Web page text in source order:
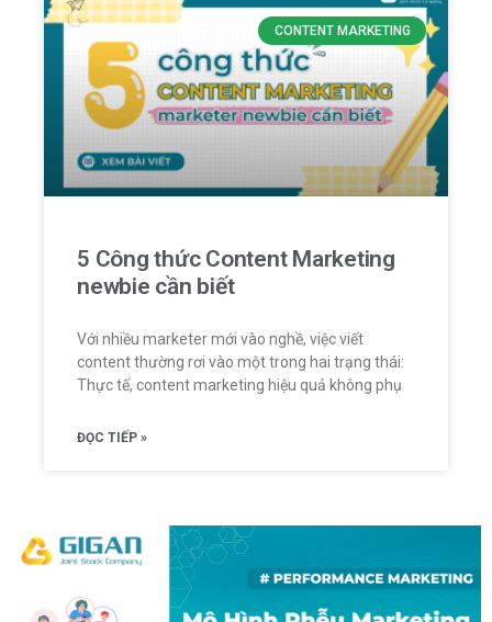
CONTENT MARKETING
5 Công thức Content Marketing
newbie cần biết
Với nhiều marketer mới vào nghề, việc viết
content thường rơi vào một trong hai trạng thái:
Thực tế, content marketing hiệu quả không phụ
ĐỌC TIẾP »